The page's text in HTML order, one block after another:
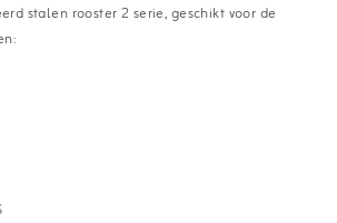
stalen rooster 2 serie, geschikt voor de